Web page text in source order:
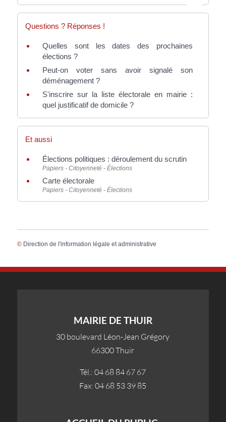
Questions ? Réponses !
Quelles sont les dates des prochaines
élections ?
Peut-on voter sans avoir signalé son
déménagement ?
S'inscrire sur la liste électorale en mairie :
quel justificatif de domicile ?
Et aussi
Élections politiques : déroulement du scrutin
Papiers - Citoyenneté - Élections
Carte électorale
Papiers - Citoyenneté - Élections
© Direction de l'information légale et administrative
MAIRIE DE THUIR
30 boulevard Léon-Jean Grégory
66300 Thuir
Tél.: 04 68 84 67 67
Fax: 04 68 53 39 85